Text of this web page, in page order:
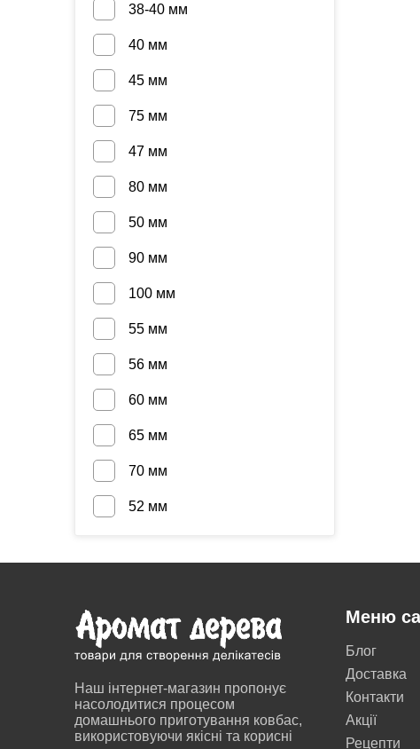
38-40 мм
40 мм
45 мм
75 мм
47 мм
80 мм
50 мм
90 мм
100 мм
55 мм
56 мм
60 мм
65 мм
70 мм
52 мм
Наш інтернет-магазин пропонує
насолодитися процесом
домашнього приготування ковбас,
використовуючи якісні та корисні
Меню
Блог
Доставка
Контакти
Акції
Рецепти